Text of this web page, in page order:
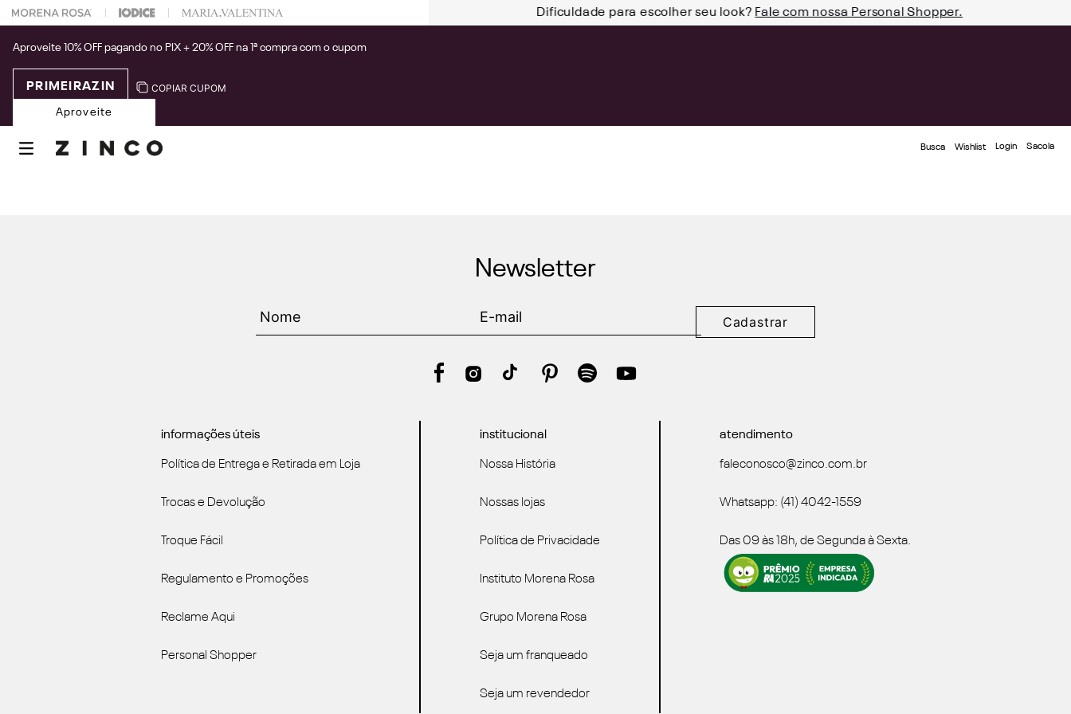
na sua 1° compra usando o cupom: PRIMEIRAZIN Dificuldade para escolher seu look? Fale com nossa Personal Shopper.
Aproveite 10% OFF pagando no PIX + 20% OFF na 1ª compra com o cupom
PRIMEIRAZIN COPIAR CUPOM
Aproveite
Busca Wishlist Login
Newsletter
Cadastrar
informações úteis
Política de Entrega e Retirada em Loja
Trocas e Devolução
Troque Fácil
Regulamento e Promoções
Reclame Aqui
Personal Shopper
institucional
Nossa História
Nossas lojas
Política de Privacidade
Instituto Morena Rosa
Grupo Morena Rosa
Seja um franqueado
Seja um revendedor
atendimento
faleconosco@zinco.com.br
Whatsapp: (41) 4042-1559
Das 09 às 18h, de Segunda à Sexta.